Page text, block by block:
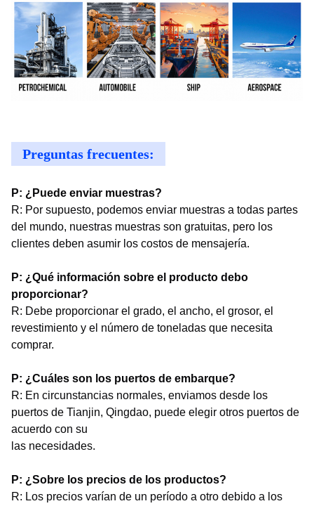
Preguntas frecuentes:
P: ¿Puede enviar muestras?
R: Por supuesto, podemos enviar muestras a todas partes
del mundo, nuestras muestras son gratuitas, pero los
clientes deben asumir los costos de mensajería.
P: ¿Qué información sobre el producto debo
proporcionar?
R: Debe proporcionar el grado, el ancho, el grosor, el
revestimiento y el número de toneladas que necesita
comprar.
P: ¿Cuáles son los puertos de embarque?
R: En circunstancias normales, enviamos desde los
puertos de Tianjin, Qingdao, puede elegir otros puertos de
acuerdo con su
las necesidades.
P: ¿Sobre los precios de los productos?
R: Los precios varían de un período a otro debido a los